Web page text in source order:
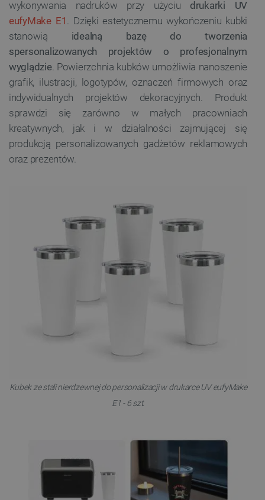
wykonywania nadruków przy użyciu drukarki UV
eufyMake E1
. Dzięki estetycznemu wykończeniu kubki
stanowią idealną bazę do tworzenia
spersonalizowanych projektów o profesjonalnym
wyglądzie. Powierzchnia kubków umożliwia nanoszenie
grafik, ilustracji, logotypów, oznaczeń firmowych oraz
indywidualnych projektów dekoracyjnych. Produkt
sprawdzi się zarówno w małych pracowniach
kreatywnych, jak i w działalności zajmującej się
produkcją personalizowanych gadżetów reklamowych
oraz prezentów.
Kubek ze stali nierdzewnej do personalizacji w drukarce UV eufyMake
E1 - 6 szt.